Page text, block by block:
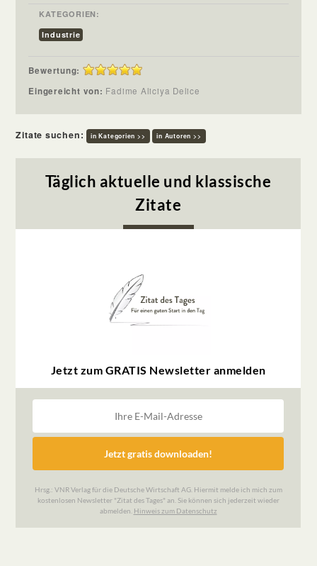
KATEGORIEN:
Industrie
Bewertung:
Eingereicht von: Fadime Aliciya Delice
Zitate suchen: in Kategorien >> in Autoren >>